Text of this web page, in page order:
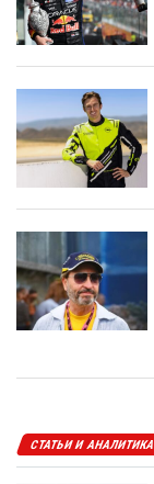
СТАТЬИ И АНАЛИТИКА